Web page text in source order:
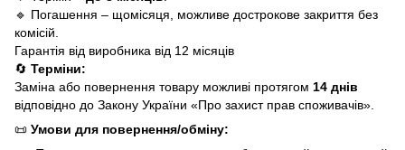
🔹 Погашення – щомісяця, можливе дострокове закриття без
комісій.
Гарантія від виробника від 12 місяців
🔄 Терміни:
Заміна або повернення товару можливі протягом 14 днів
відповідно до Закону України «Про захист прав споживачів».
📜 Умови для повернення/обміну: